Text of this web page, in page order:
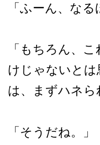
「ふーん、なる
「もちろん、
けじゃないと
は、まずハネ
「そうだね。」